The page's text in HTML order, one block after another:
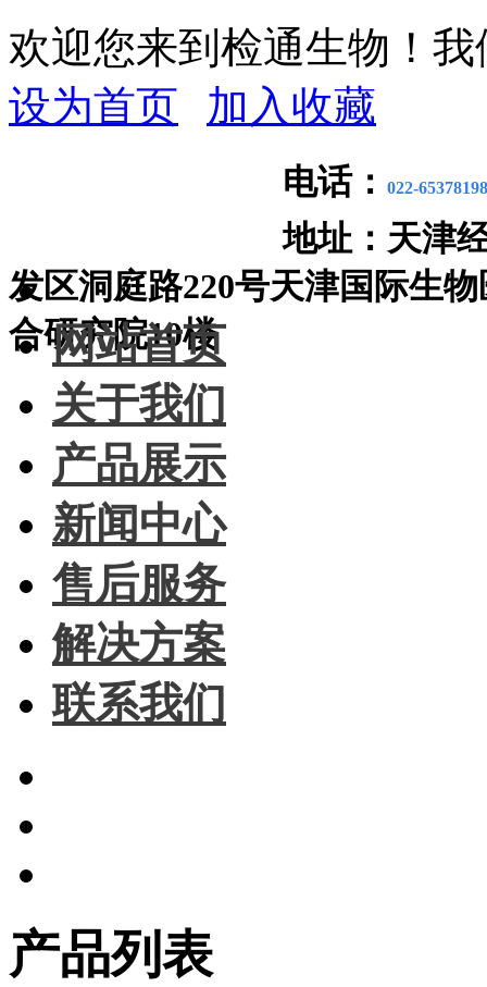
欢迎您来到检通生物！
设为首页
加入收藏
电话： 022-
地址： 天津
发区洞庭路220号天津国际生
合研究院10楼
网站首页
关于我们
产品展示
新闻中心
售后服务
解决方案
联系我们
产品列表